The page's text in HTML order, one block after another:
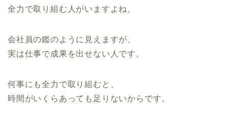
全力で取り組む人がいますよね。
会社員の鑑のように見えますが、
実は仕事で成果を出せない人です。
何事にも全力で取り組むと、
時間がいくらあっても足りないからです。